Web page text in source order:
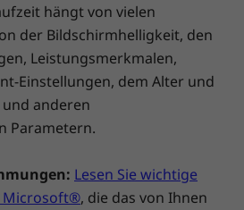
hängt von vielen
der Bildschirmhelligkeit, den
Leistungsmerkmalen,
Einstellungen, dem Alter und
anderen
Parametern.
Lesen Sie wichtige
Microsoft®, die das von Ihnen